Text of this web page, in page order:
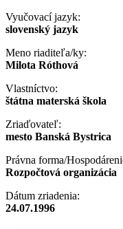
Vyučovací jazyk:
slovenský jazyk
Meno riaditeľa/ky:
Milota Róthová
Vlastníctvo:
štátna materská škola
Zriaďovateľ:
mesto Banská Bystrica
Právna forma/
Rozpočtová organizácia
Dátum zriadenia:
24.07.1996